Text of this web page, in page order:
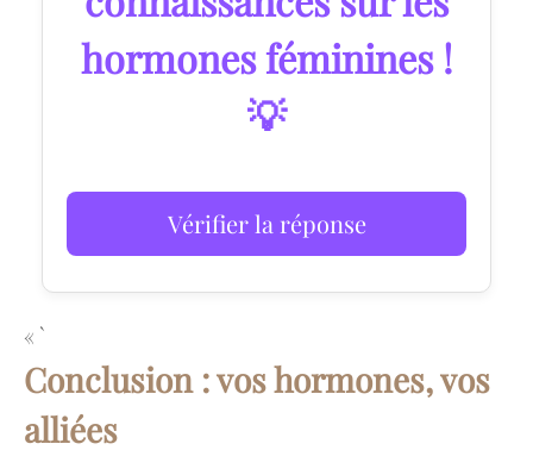
hormones féminines !
💡
Vérifier la réponse
« `
Conclusion : vos hormones, vos
alliées